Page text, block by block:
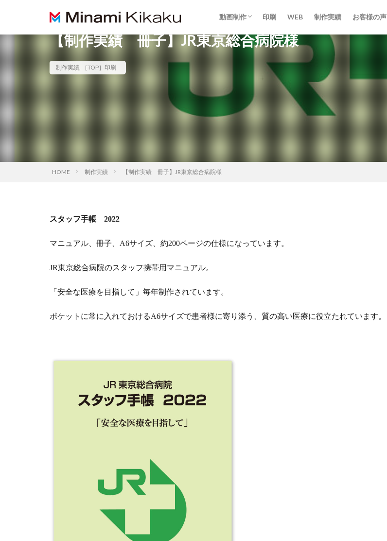
動画制作
動画制作
ライブ配信
印刷 WEB 制作実績 お客様の声
【制作実績 冊子】JR東京総合病院様
制作実績, ［TOP］印刷
HOME 制作実績 【制作実績 冊子】JR東京総合病院様
スタッフ手帳 2022
マニュアル、冊子、A6サイズ、約200ページの仕様になっています。
JR東京総合病院のスタッフ携帯用マニュアル。
「安全な医療を目指して」毎年制作されています。
ポケットに常に入れておけるA6サイズで患者様に寄り添う、質の高い医療に役立たれています。